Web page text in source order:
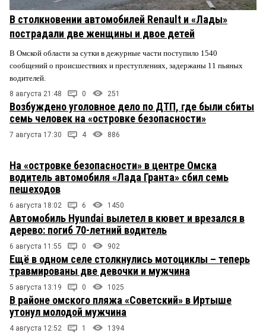
В столкновении автомобилей Renault и «Лады»
пострадали две женщины и двое детей
В Омской области за сутки в дежурные части поступило 1540
сообщений о происшествиях и преступлениях, задержаны 11 пьяных
водителей.
8 августа 21:48 0 251
Возбуждено уголовное дело по ДТП, где были сбиты
семь человек на «островке безопасности»
7 августа 17:30 4 886
На «островке безопасности» в центре Омска
водитель автомобиля «Лада Гранта» сбил семь
пешеходов
6 августа 18:02 6 1450
Автомобиль Hyundai вылетел в кювет и врезался в
дерево: погиб 70-летний водитель
6 августа 11:55 0 902
Ещё в одном селе столкнулись мотоциклы – теперь
травмированы две девочки и мужчина
5 августа 13:19 0 1025
В районе омского пляжа «Советский» в Иртыше
утонул молодой мужчина
4 августа 12:52 1 1394